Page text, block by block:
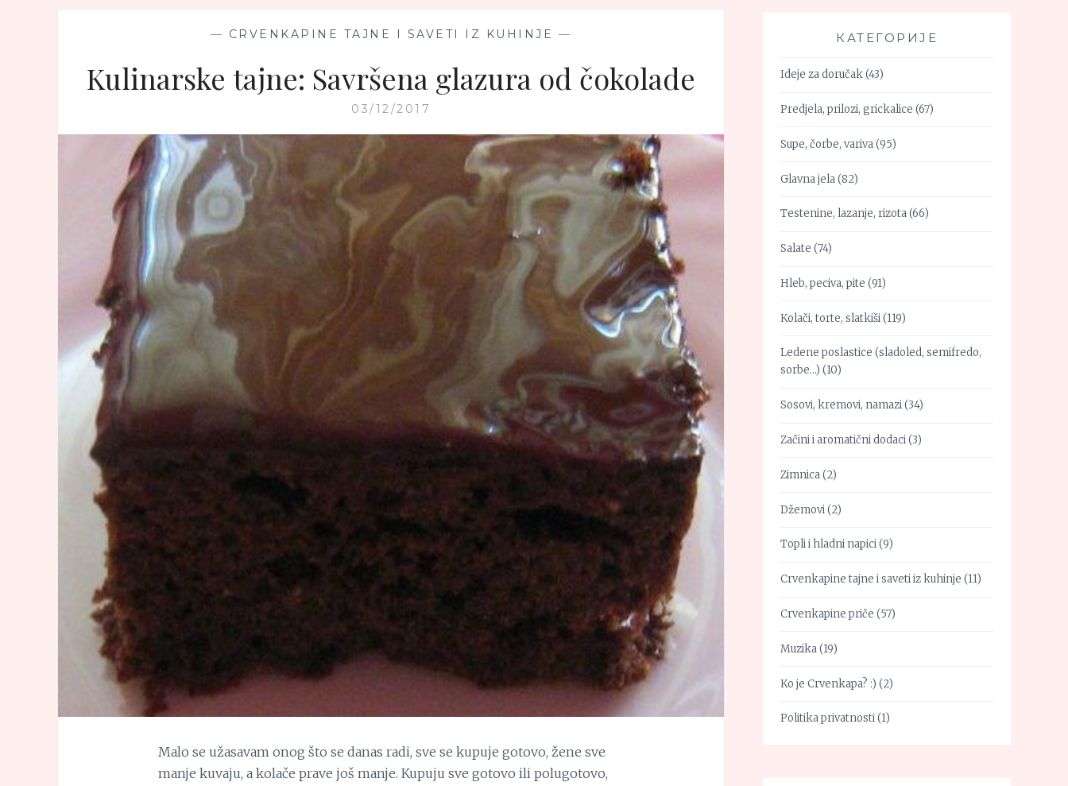
— CRVENKAPINE TAJNE I SAVETI IZ KUHINJE —
Kulinarske tajne: Savršena glazura od čokolade
03/12/2017
Malo se užasavam onog što se danas radi, sve se kupuje gotovo, žene sve
manje kuvaju, a kolače prave još manje. Kupuju sve gotovo ili polugotovo,
КАТЕГОРИЈЕ
Ideje za doručak(43)
Predjela, prilozi, grickalice (67)
Supe, čorbe, variva(95)
Glavna jela(82)
Testenine, lazanje, rizota(66)
Salate (74)
Hleb, peciva, pite (91)
Kolači, torte, slatkiši(119)
Ledene poslastice (sladoled, semifredo,
sorbe…) (10)
Sosovi, kremovi, namazi(34)
Začini i aromatični dodaci(3)
Zimnica(2)
Džemovi(2)
Topli i hladni napici(9)
Crvenkapine tajne i saveti iz kuhinje (11)
Crvenkapine priče (57)
Muzika(19)
Ko je Crvenkapa? :) (2)
Politika privatnosti(1)